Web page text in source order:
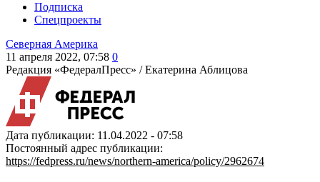
Подписка
Спецпроекты
Северная Америка
11 апреля 2022, 07:58 0
Редакция «ФедералПресс» /Екатерина Аблицова
Дата публикации: 11.04.2022 - 07:58
Постоянный адрес публикации:
https://fedpress.ru/news/northern-america/policy/2962674